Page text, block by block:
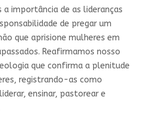
importância de as lideranças
de pregar um
que aprisione mulheres em
Reafirmamos nosso
que confirma a plenitude
registrando-as como
ensinar, pastorear e